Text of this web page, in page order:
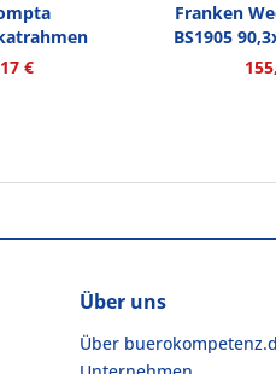
A4...
€
Franken
BS1905
Über uns
Über